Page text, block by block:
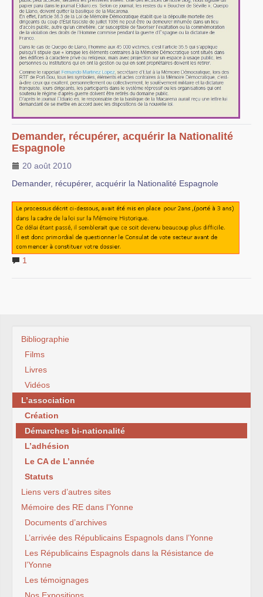
Demander, récupérer, acquérir la Nationalité
Espagnole
20 août 2010
Demander, récupérer, acquérir la Nationalité Espagnole
1
Bibliographie
Films
Livres
Vidéos
L’association
Création
Démarches bi-nationalité
L’adhésion
Le CA de L’année
Statuts
Liens vers d’autres sites
Mémoire des RE dans l’Yonne
Documents d’archives
L’arrivée des Républicains Espagnols dans l’Yonne
Les Républicains Espagnols dans la Résistance de
l’Yonne
Les témoignages
Nos Expositions